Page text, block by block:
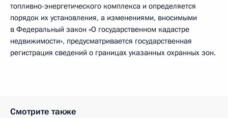
топливно-энергетического комплекса и определяется
порядок их установления, а изменениями, вносимыми
в Федеральный закон «О государственном кадастре
недвижимости», предусматривается государственная
регистрация сведений о границах указанных охранных зон.
Смотрите также